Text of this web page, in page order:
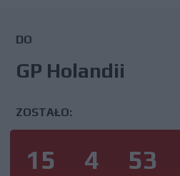
DO
GP Holandii
ZOSTAŁO:
15 4 53